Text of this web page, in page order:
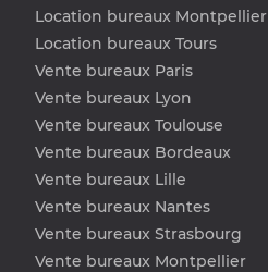
Location bureaux Montpellier
Location bureaux Tours
Vente bureaux Paris
Vente bureaux Lyon
Vente bureaux Toulouse
Vente bureaux Bordeaux
Vente bureaux Lille
Vente bureaux Nantes
Vente bureaux Strasbourg
Vente bureaux Montpellier